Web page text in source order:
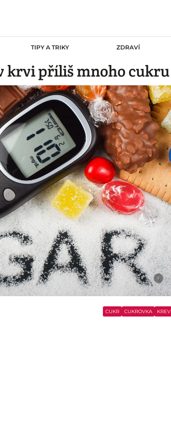
TIPY A TRIKY ZDRAVÍ
krvi příliš mnoho cukru
i
CUKR CUKROVKA KREV